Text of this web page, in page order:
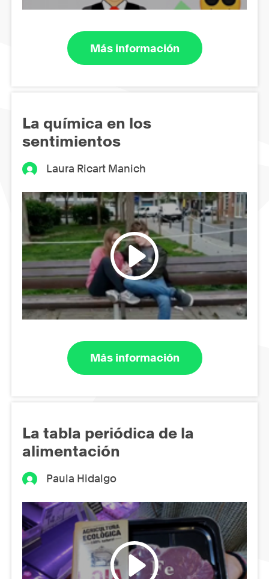
Más información
La química en los
sentimientos
Laura Ricart Manich
Más información
La tabla periódica de la
alimentación
Paula Hidalgo